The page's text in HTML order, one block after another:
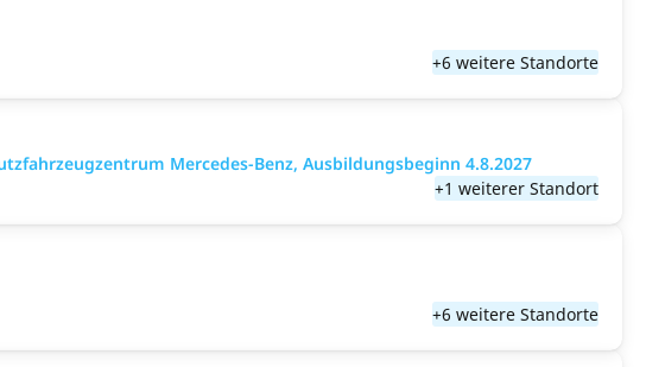
+6 weitere Standorte
Mercedes-Benz, Ausbildungsbeginn 4.8.2027
+1 weiterer Standort
+6 weitere Standorte